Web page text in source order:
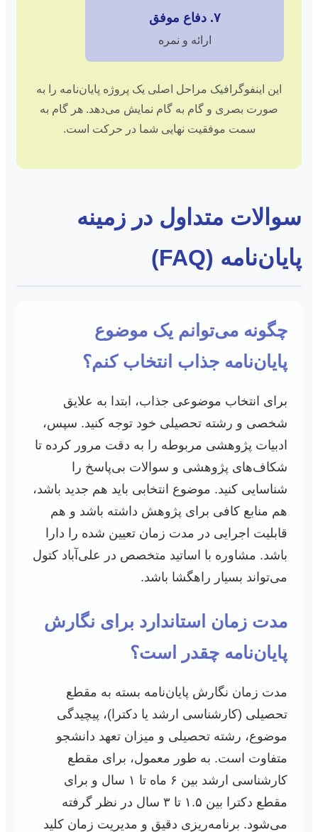
۷. دفاع موفق
ارائه و نمره
این اینفوگرافیک مراحل اصلی یک پروژه پایان‌نامه را به
صورت بصری و گام به گام نمایش می‌دهد. هر گام به
سمت موفقیت نهایی شما در حرکت است.
سوالات متداول در زمینه
پایان‌نامه (FAQ)
چگونه می‌توانم یک موضوع
پایان‌نامه جذاب انتخاب کنم؟
برای انتخاب موضوعی جذاب، ابتدا به علایق
شخصی و رشته تحصیلی خود توجه کنید. سپس،
ادبیات پژوهشی مربوطه را به دقت مرور کرده تا
شکاف‌های پژوهشی و سوالات بی‌پاسخ را
شناسایی کنید. موضوع انتخابی باید هم جدید باشد،
هم منابع کافی برای پژوهش داشته باشد و هم
قابلیت اجرایی در مدت زمان تعیین شده را دارا
باشد. مشاوره با اساتید متخصص در علی‌آباد کتول
می‌تواند بسیار راهگشا باشد.
مدت زمان استاندارد برای نگارش
پایان‌نامه چقدر است؟
مدت زمان نگارش پایان‌نامه بسته به مقطع
تحصیلی (کارشناسی ارشد یا دکترا)، پیچیدگی
موضوع، رشته تحصیلی و میزان تعهد دانشجو
متفاوت است. به طور معمول، برای مقطع
کارشناسی ارشد بین ۶ ماه تا ۱ سال و برای
مقطع دکترا بین ۱.۵ تا ۳ سال در نظر گرفته
می‌شود. برنامه‌ریزی دقیق و مدیریت زمان کلید